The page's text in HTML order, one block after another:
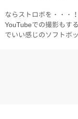
ならストロボを・・・
YouTubeでの撮影もす
でいい感じのソフトボ